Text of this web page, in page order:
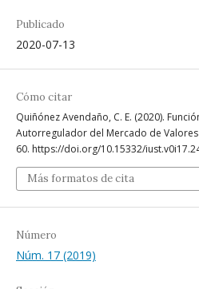
Publicado
2020-07-13
Cómo citar
Quiñónez Avendaño, C. E. (2020).
Autorregulador del Mercado de
60. https://doi.org/10.15332/
Más formatos de cita
Número
Núm. 17 (2019)